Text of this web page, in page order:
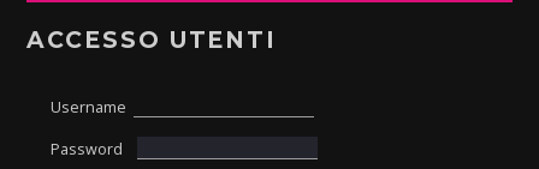
ACCESSO UTENTI
Username
Password